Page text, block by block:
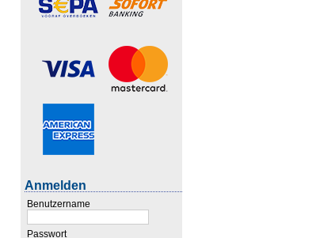
Anmelden
Benutzername
Passwort